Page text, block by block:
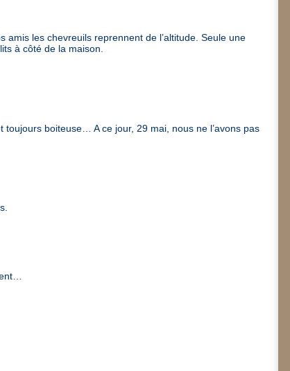
les chevreuils reprennent de l’altitude. Seule une
à côté de la maison.
boiteuse… A ce jour, 29 mai, nous ne l’avons pas